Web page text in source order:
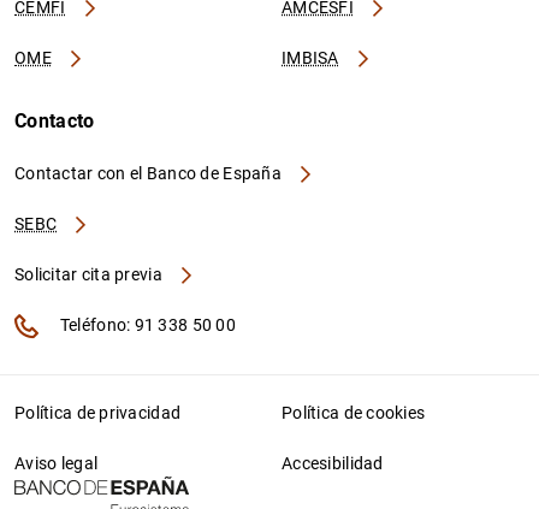
CEMFI AMCESFI
OME IMBISA
Contacto
Contactar con el Banco de España
SEBC
Solicitar cita previa
Teléfono: 91 338 50 00
Política de privacidad Política de cookies
Aviso legal Accesibilidad